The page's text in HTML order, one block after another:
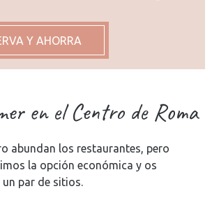
Y AHORRA
en el Centro de Roma
abundan los restaurantes, pero
la opción económica y os
par de sitios.